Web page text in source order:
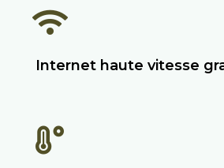
Internet haute vitesse